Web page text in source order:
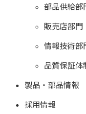
部品供給部
販売店部門
情報技術部
品質保証体
製品・部品情報
採用情報